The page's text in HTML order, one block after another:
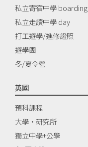
私立寄宿中學 boarding
私立走讀中學 day
打工遊學/進修證照
遊學團
冬/夏令營
英國
預科課程
大學‧研究所
獨立中學+公學